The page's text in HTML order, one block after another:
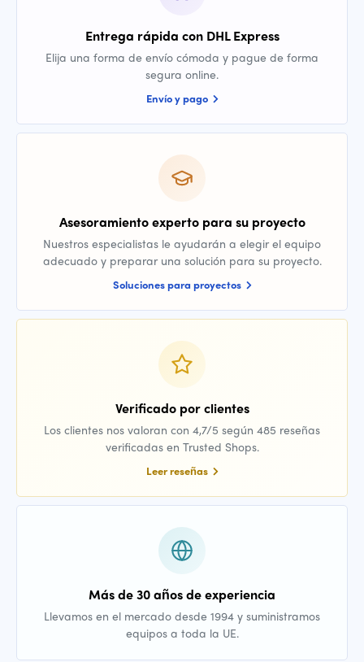
Entrega rápida con DHL Express
Elija una forma de envío cómoda y pague de forma
segura online.
Envío y pago
Asesoramiento experto para su proyecto
Nuestros especialistas le ayudarán a elegir el equipo
adecuado y preparar una solución para su proyecto.
Soluciones para proyectos
Verificado por clientes
Los clientes nos valoran con 4,7/5 según 485 reseñas
verificadas en Trusted Shops.
Leer reseñas
Más de 30 años de experiencia
Llevamos en el mercado desde 1994 y suministramos
equipos a toda la UE.